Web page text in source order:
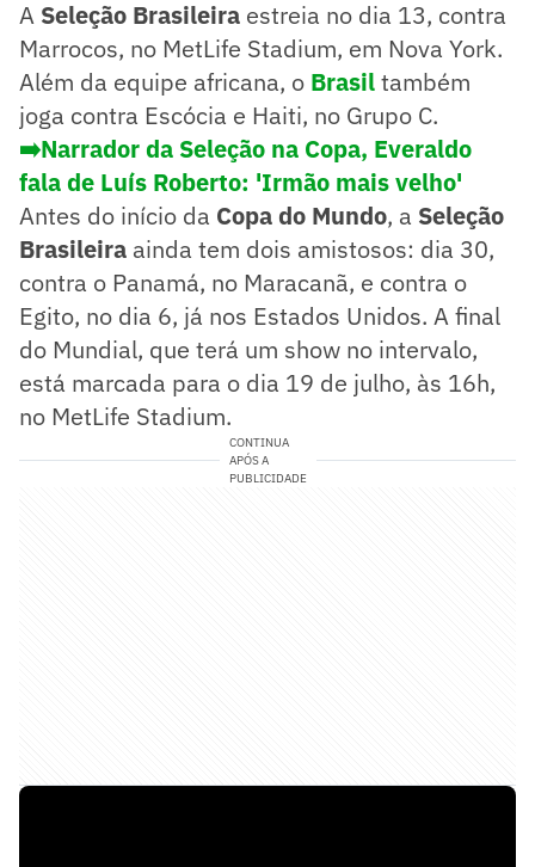
A Seleção Brasileira estreia no dia 13, contra
Marrocos, no MetLife Stadium, em Nova York.
Além da equipe africana, o Brasiltambém
joga contra Escócia e Haiti, no Grupo C.
➡️Narrador da Seleção na Copa, Everaldo
fala de Luís Roberto: 'Irmão mais velho'
Antes do início da Copa do Mundo, a Seleção
Brasileira ainda tem dois amistosos: dia 30,
contra o Panamá, no Maracanã, e contra o
Egito, no dia 6, já nos Estados Unidos. A final
do Mundial, que terá um show no intervalo,
está marcada para o dia 19 de julho, às 16h,
no MetLife Stadium.
CONTINUA
APÓS A
PUBLICIDADE